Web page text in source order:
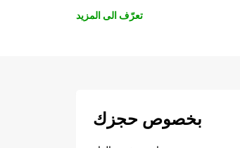
تعرّف الى المزيد
بخصوص حجزك